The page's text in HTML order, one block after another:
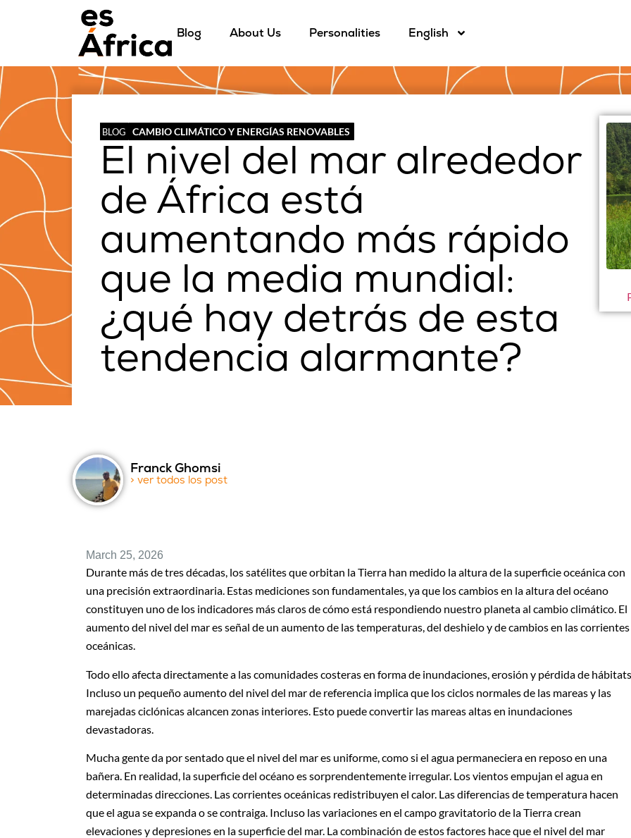
Blog About Us Personalities English
BLOG CAMBIO CLIMÁTICO Y ENERGÍAS RENOVABLES
El nivel del mar alrededor
de África está
aumentando más rápido
que la media mundial:
¿qué hay detrás de esta
tendencia alarmante?
Franck Ghomsi
> ver todos los post
March 25, 2026
Durante más de tres décadas, los satélites que orbitan la Tierra han medido la altura de la superficie oceánica con
una precisión extraordinaria. Estas mediciones son fundamentales, ya que los cambios en la altura del océano
constituyen uno de los indicadores más claros de cómo está respondiendo nuestro planeta al cambio climático. El
aumento del nivel del mar es señal de un aumento de las temperaturas, del deshielo y de cambios en las corrientes
oceánicas.
Todo ello afecta directamente a las comunidades costeras en forma de inundaciones, erosión y pérdida de
Incluso un pequeño aumento del nivel del mar de referencia implica que los ciclos normales de las mareas y las
marejadas ciclónicas alcancen zonas interiores. Esto puede convertir las mareas altas en inundaciones
devastadoras.
Mucha gente da por sentado que el nivel del mar es uniforme, como si el agua permaneciera en reposo en una
bañera. En realidad, la superficie del océano es sorprendentemente irregular. Los vientos empujan el agua en
determinadas direcciones. Las corrientes oceánicas redistribuyen el calor. Las diferencias de temperatura hacen
que el agua se expanda o se contraiga. Incluso las variaciones en el campo gravitatorio de la Tierra crean
elevaciones y depresiones en la superficie del mar. La combinación de estos factores hace que el nivel del mar